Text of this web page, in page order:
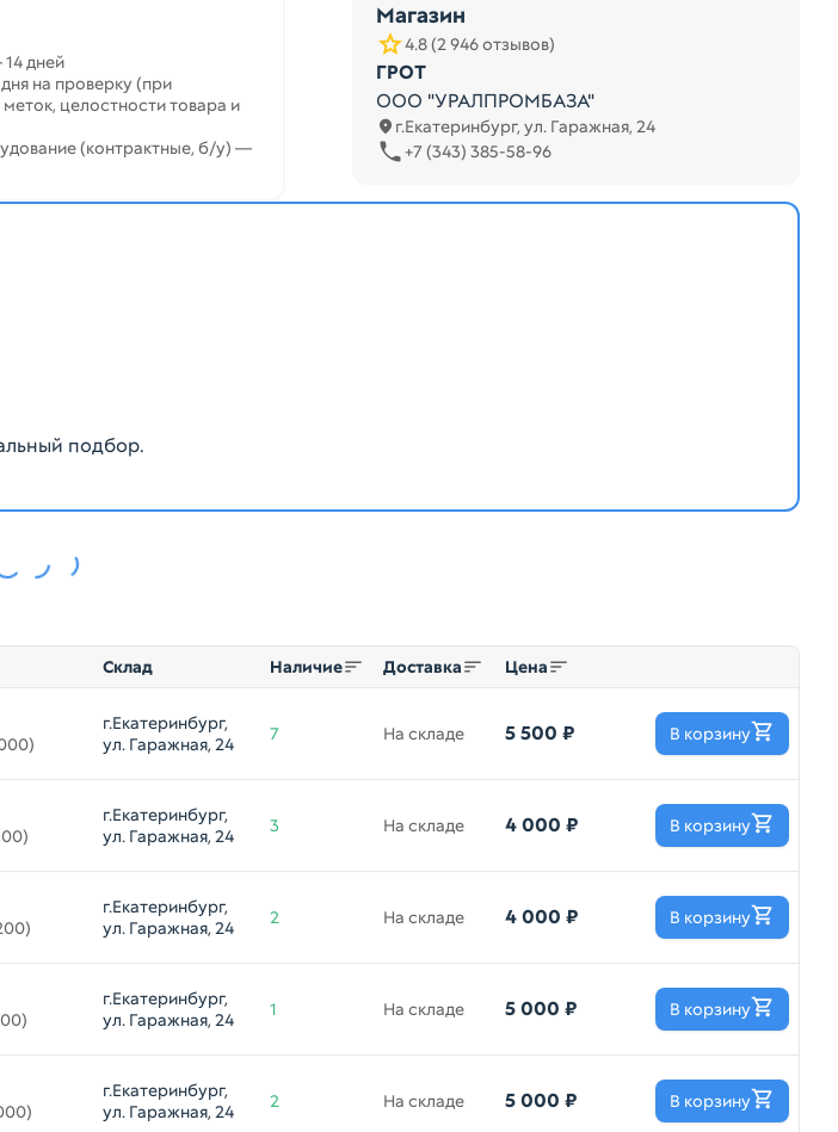
дней
на проверку (при
целостности товара и
(контрактные, б/у) —
Магазин
4.8 (2 946 отзывов)
ГРОТ
ООО "УРАЛПРОМБАЗА"
г.Екатеринбург, ул. Гаражная, 24
+7 (343) 385-58-96
подбор.
Склад Наличие Доставка Цена
г.Екатеринбург,
ул. Гаражная, 24
7 На складе 5 500 ₽ В корзину
г.Екатеринбург,
ул. Гаражная, 24
3 На складе 4 000 ₽ В корзину
г.Екатеринбург,
ул. Гаражная, 24
2 На складе 4 000 ₽ В корзину
г.Екатеринбург,
ул. Гаражная, 24
1 На складе 5 000 ₽ В корзину
г.Екатеринбург,
ул. Гаражная, 24
2 На складе 5 000 ₽ В корзину